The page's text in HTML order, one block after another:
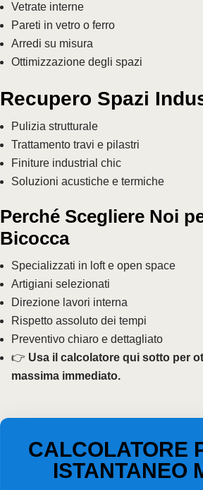
Vetrate interne
Pareti in vetro o ferro
Arredi su misura
Ottimizzazione degli spazi
Recupero Spazi
Pulizia strutturale
Trattamento travi e pilastri
Finiture industrial chic
Soluzioni acustiche e termiche
Perché Scegliere Noi
Bicocca
Specializzati in loft e open space
Artigiani selezionati
Direzione lavori interna
Rispetto assoluto dei tempi
Preventivo chiaro e dettagliato
👉 Usa il calcolatore qui sotto per
massima immediato.
CALCOLATORE
ISTANTANEO